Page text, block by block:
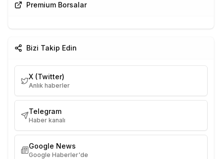
Premium Borsalar
Bizi Takip Edin
X (Twitter)
Anlık haberler
Telegram
Haber kanalı
Google News
Google Haberler'de